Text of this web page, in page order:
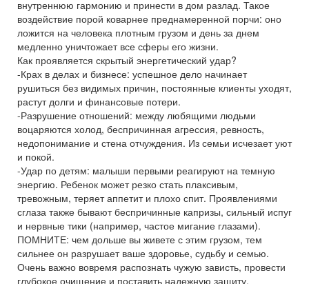
внутреннюю гармонию и принести в дом разлад. Такое
воздействие порой коварнее преднамеренной порчи: оно
ложится на человека плотным грузом и день за днем
медленно уничтожает все сферы его жизни.
Как проявляется скрытый энергетический удар?
-Крах в делах и бизнесе: успешное дело начинает
рушиться без видимых причин, постоянные клиенты уходят,
растут долги и финансовые потери.
-Разрушение отношений: между любящими людьми
воцаряются холод, беспричинная агрессия, ревность,
недопонимание и стена отчуждения. Из семьи исчезает уют
и покой.
-Удар по детям: малыши первыми реагируют на темную
энергию. Ребенок может резко стать плаксивым,
тревожным, теряет аппетит и плохо спит. Проявлениями
сглаза также бывают беспричинные капризы, сильный испуг
и нервные тики (например, частое мигание глазами).
ПОМНИТЕ: чем дольше вы живете с этим грузом, тем
сильнее он разрушает ваше здоровье, судьбу и семью.
Очень важно вовремя распознать чужую зависть, провести
глубокое очищение и поставить надежную защиту.